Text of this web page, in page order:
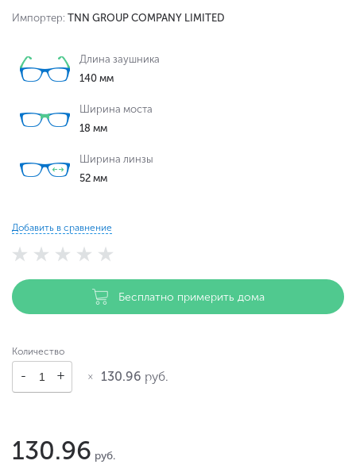
Импортер: TNN GROUP COMPANY LIMITED
Длина заушника
140 мм
Ширина моста
18 мм
Ширина линзы
52 мм
Добавить в сравнение
Бесплатно примерить дома
Количество
130.96 руб.
130.96 руб.